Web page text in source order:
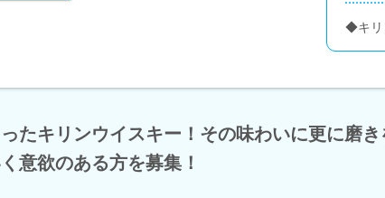
◆キリ
たキリンウイスキー！その味わいに更に磨き
意欲のある方を募集！